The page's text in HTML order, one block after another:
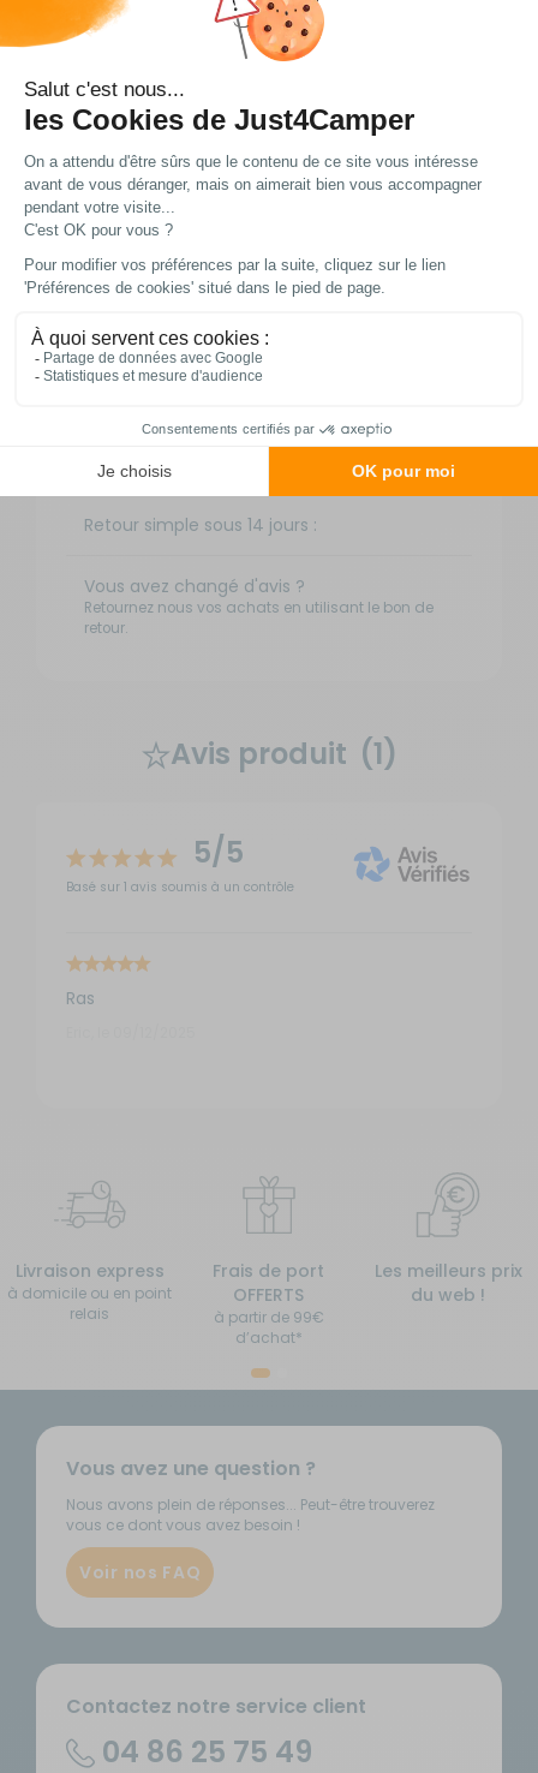
Livraison et retour
Nos modes de livraison
DPD Relais
2,95 € offert dès 49 € d'achat
3 à 4 jours ouvrés
DPD à domicile
5,90 € offert dès 49 € d'achat
TNT Express
9 €
1 à 2 jours ouvrés
Retour simple sous 14 jours :
Vous avez changé d'avis ?
Retournez nous vos achats en utilisant le bon de
retour.
Avis produit (1)
5/5
Basé sur 1 avis soumis à un contrôle
Ras
Livraison express
à domicile ou en point
relais
Frais de port
OFFERTS
à partir de 99€
d’achat*
Les meilleurs prix
du web !
Vous avez une question ?
Nous avons plein de réponses... Peut-être trouverez
vous ce dont vous avez besoin !
Voir nos FAQ
Contactez notre service client
04 86 25 75 49